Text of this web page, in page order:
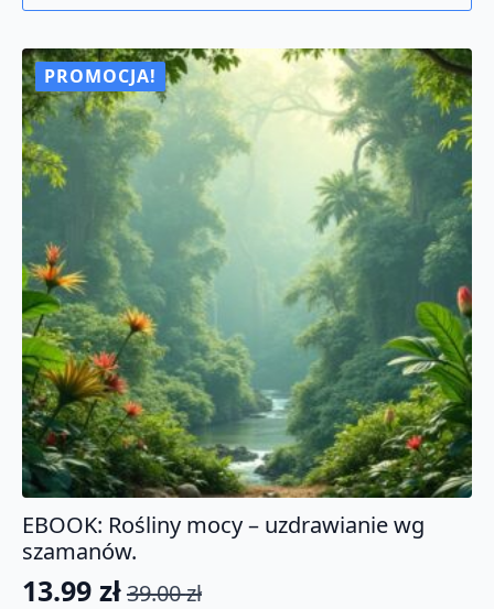
PROMOCJA!
EBOOK: Rośliny mocy – uzdrawianie wg
szamanów.
39.00zł
13.99 zł